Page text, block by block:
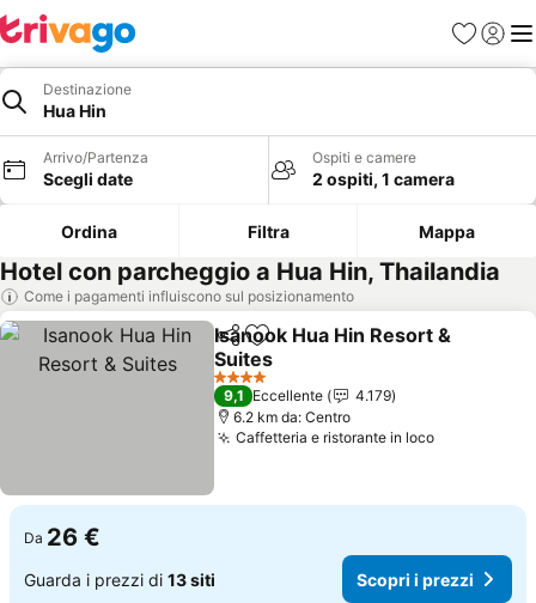
PreferitiAccedi
Destinazione
Hua Hin
Arrivo/Partenza
Scegli date
Ospiti e camere
2 ospiti, 1 camera
Ordina Filtra Mappa
Hotel con parcheggio a Hua Hin, Thailandia
Come i pagamenti influiscono sul posizionamento
CondividiAggiungi ai preferiti
Isanook Hua Hin Resort &
Suites
4 Stelle
9,1 Eccellente
4.179
6.2 km da: Centro
Caffetteria e ristorante in loco
Da 26 €
Guarda i prezzi di 13 siti Scopri i prezzi